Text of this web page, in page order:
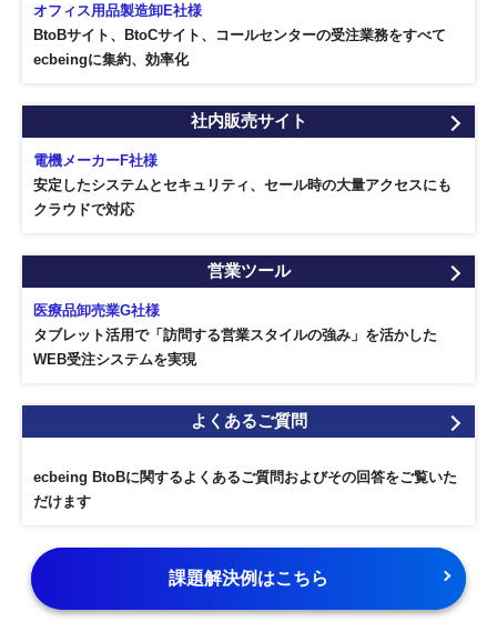
オフィス用品製造卸E社様
BtoBサイト、BtoCサイト、コールセンターの受注業務をすべて
ecbeingに集約、効率化
社内販売サイト
電機メーカーF社様
安定したシステムとセキュリティ、セール時の大量アクセスにも
クラウドで対応
営業ツール
医療品卸売業G社様
タブレット活用で「訪問する営業スタイルの強み」を活かした
WEB受注システムを実現
よくあるご質問
ecbeing BtoBに関するよくあるご質問およびその回答をご覧いた
だけます
課題解決例はこちら